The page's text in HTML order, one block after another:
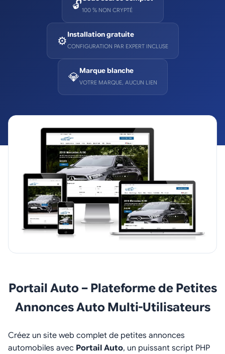
🔓100 % NON CRYPTÉ
⚙️Installation gratuite
CONFIGURATION PAR EXPERT INCLUSE
💎Marque blanche
VOTRE MARQUE, AUCUN LIEN
Portail Auto – Plateforme de Petites
Annonces Auto Multi-Utilisateurs
Créez un site web complet de petites annonces
automobiles avec Portail Auto, un puissant script PHP